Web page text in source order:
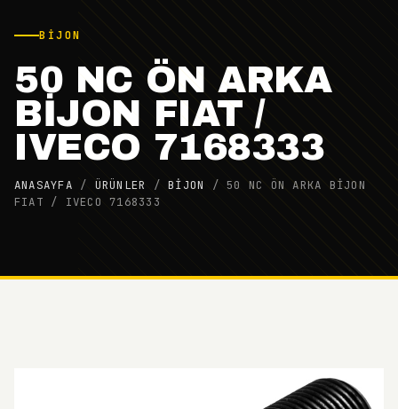
BIJON
50 NC ÖN ARKA
BİJON FIAT /
IVECO 7168333
ANASAYFA / ÜRÜNLER /BIJON / 50 NC ÖN ARKA BİJON
FIAT / IVECO 7168333